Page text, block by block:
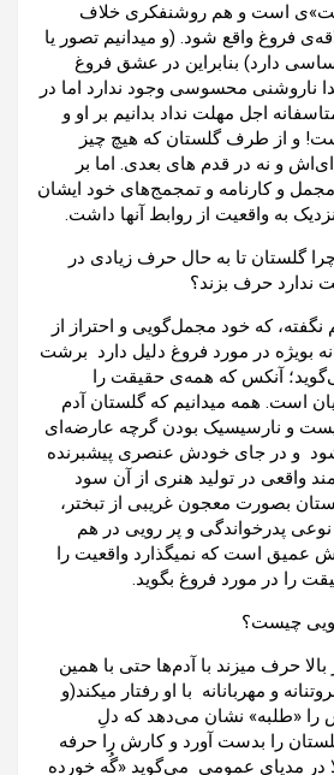
است و هم روشنفکری خلاف
فروغ واقع شود. (و میدانیم تصور یا
دارد) بنابراین در عشق فروغ
ناروشنی محسوسی وجود ندارد اما در
اجل مهلت نداد بدانیم بر او و
و از طرف گلستان که هیچ چیز
و نه در قدم های بعدی. اما بر
و کارنامه و تمجمج‌های خود ایشان
به واقعیت از روابط آنها داشت.
گلستان تا به حال حرف زیادی در
ندارد حرف بزند؟
که خود مجمل‌گویی و احتراز از
بویژه در مورد فروغ دلیل دارد برشت
آنکس که همه‌ی حقیقت را
است. همه میدانیم که گلستان آدم
و نارسیسیک بودن گرچه عارضه‌ای
و در جای خودش عنصری پیشبرنده
واقعی در تولید هنری از آن سود
بصورت معجون غریبی از تبختر،
پدرخواندگی و پر رویی در هم
عمیق است که نمیگذارد واقعیت را
را در مورد فروغ بگوید.
رویی چیست؟
حرف میزند با آدم‌ها حتی با همین
و مهربانانه با او رفتار میکند(و
را «طلبه» نشان می‌دهد که دلِ
را بدست آورد و کارش را حرفه
در مدیای عمومی می‌گوید «گُه خورده